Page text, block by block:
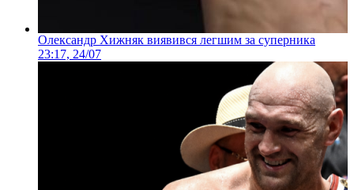
Олександр Хижняк виявився легшим за суперника
23:17, 24/07